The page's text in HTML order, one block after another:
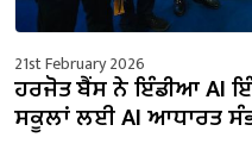
21st February 2026
ਹਰਜੋਤ ਬੈਂਸ ਨੇ ਇੰਡੀਆ AI
ਸਕੂਲਾਂ ਲਈ AI ਆਧਾਰਤ